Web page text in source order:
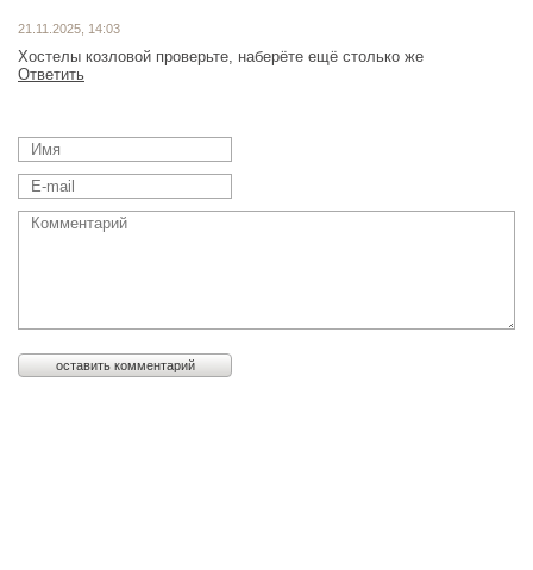
21.11.2025, 14:03
Хостелы козловой проверьте, наберёте ещё столько же
Ответить